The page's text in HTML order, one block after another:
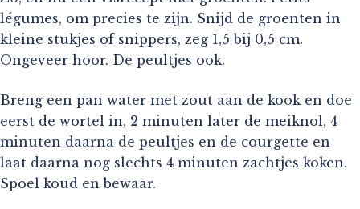
légumes, om precies te zijn. Snijd de groenten in
kleine stukjes of snippers, zeg 1,5 bij 0,5 cm.
Ongeveer hoor. De peultjes ook.
Breng een pan water met zout aan de kook en doe
eerst de wortel in, 2 minuten later de meiknol, 4
minuten daarna de peultjes en de courgette en
laat daarna nog slechts 4 minuten zachtjes koken.
Spoel koud en bewaar.